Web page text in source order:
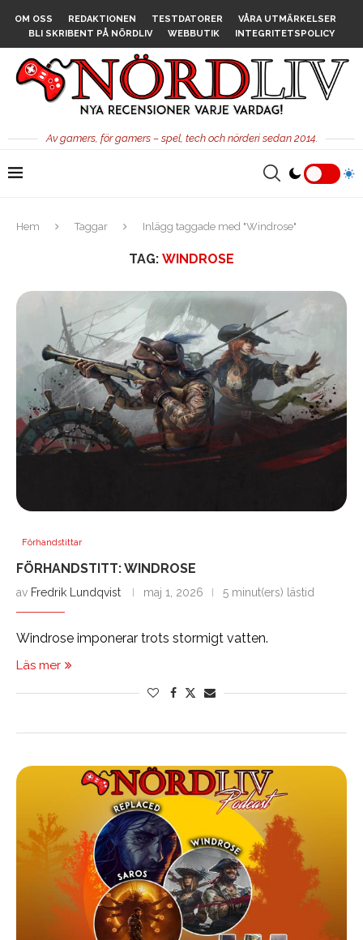
OM OSS REDAKTIONEN TESTDATORER
VÅRA UTMÄRKELSER
BLI SKRIBENT PÅ NÖRDLIV
WEBBUTIK INTEGRITETSPOLICY
Av gamers, för gamers – spel, tech och nörderi sedan 2014.
Hem Taggar Inlägg taggade med "Windrose"
TAG: WINDROSE
Förhandstittar
FÖRHANDSTITT: WINDROSE
av Fredrik Lundqvist maj 1, 2026 5 minut(ers) lästid
Windrose imponerar trots stormigt vatten.
Läs mer